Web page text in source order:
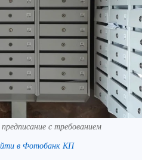
с требованием
в Фотобанк КП